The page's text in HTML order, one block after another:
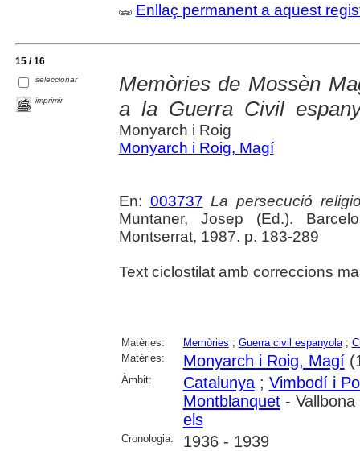
Enllaç permanent a aquest
15 / 16
seleccionar
imprimir
Memòries de Mossèn
a la Guerra Civil
Monyarch i Roig
Monyarch i Roig, Magí
En: 003737 La persecució
Muntaner, Josep (Ed.).
Montserrat, 1987. p. 183-289
Text ciclostilat amb correccions
Matèries: Memòries ; Guerra civil espanyola;
Matèries:
Monyarch i Roig, Magí
Àmbit: Catalunya; Vimbodí i
Montblanquet-
els
Cronologia: 1936 - 1939